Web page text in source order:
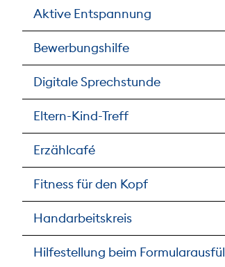
Aktive Entspannung
Bewerbungshilfe
Digitale Sprechstunde
Eltern-Kind-Treff
Erzählcafé
Fitness für den Kopf
Handarbeitskreis
Hilfestellung beim